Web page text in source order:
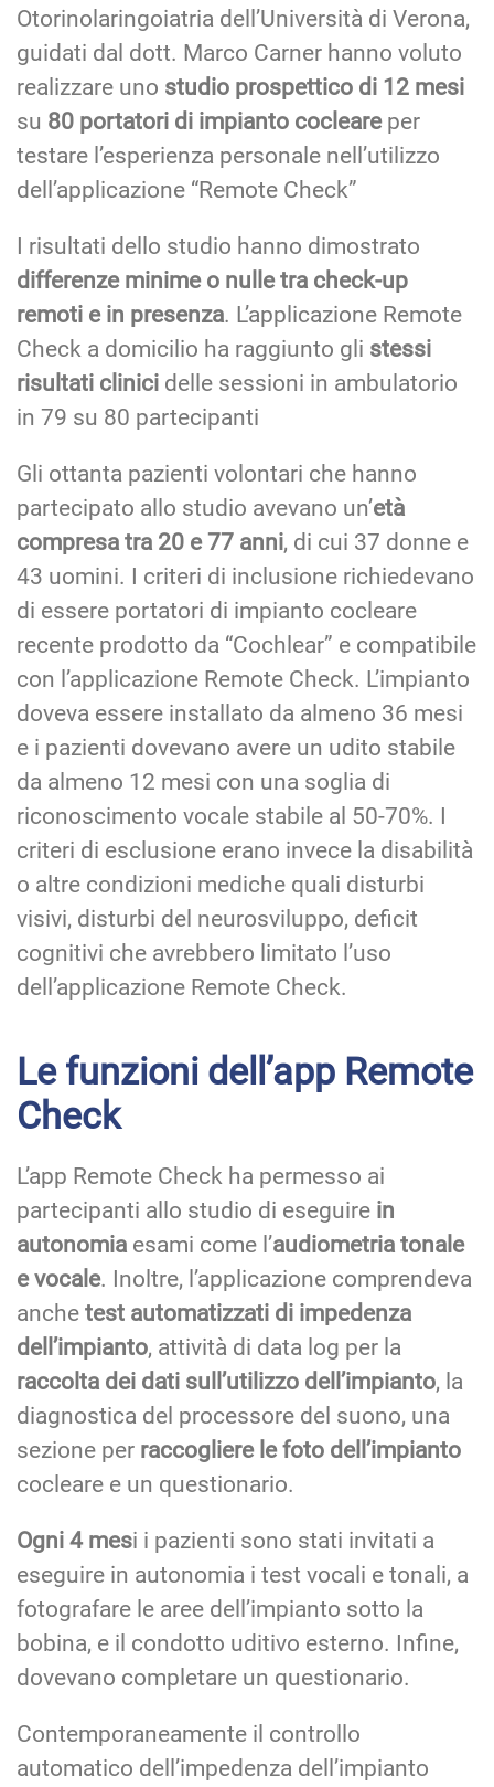
Otorinolaringoiatria dell’Università di Verona,
guidati dal dott. Marco Carner hanno voluto
realizzare uno studio prospettico di 12 mesi
su 80 portatori di impianto cocleareper
testare l’esperienza personale nell’utilizzo
dell’applicazione “Remote Check”
I risultati dello studio hanno dimostrato
differenze minime o nulle tra check-up
remoti e in presenza. L’applicazione Remote
Check a domicilio ha raggiunto gli stessi
risultati clinici delle sessioni in ambulatorio
in 79 su 80 partecipanti
Gli ottanta pazienti volontari che hanno
partecipato allo studio avevano un’età
compresa tra 20 e 77 anni, di cui 37 donne e
43 uomini. I criteri di inclusione richiedevano
di essere portatori di impianto cocleare
recente prodotto da “Cochlear” e compatibile
con l’applicazione Remote Check. L’impianto
doveva essere installato da almeno 36 mesi
e i pazienti dovevano avere un udito stabile
da almeno 12 mesi con una soglia di
riconoscimento vocale stabile al 50-70%. I
criteri di esclusione erano invece la disabilità
o altre condizioni mediche quali disturbi
visivi, disturbi del neurosviluppo, deficit
cognitivi che avrebbero limitato l’uso
dell’applicazione Remote Check.
Le funzioni dell’app Remote
Check
L’app Remote Check ha permesso ai
partecipanti allo studio di eseguire in
autonomia esami come l’audiometria tonale
e vocale. Inoltre, l’applicazione comprendeva
anche test automatizzati di impedenza
dell’impianto, attività di data log per la
raccolta dei dati sull’utilizzo dell’impianto, la
diagnostica del processore del suono, una
sezione per raccogliere le foto dell’impianto
cocleare e un questionario.
Ogni 4 mesi i pazienti sono stati invitati a
eseguire in autonomia i test vocali e tonali, a
fotografare le aree dell’impianto sotto la
bobina, e il condotto uditivo esterno. Infine,
dovevano completare un questionario.
Contemporaneamente il controllo
automatico dell’impedenza dell’impianto